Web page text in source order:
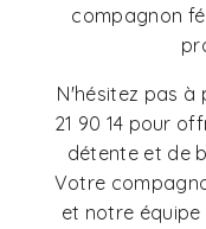
compagnon
N'hésitez pas à
21 90 14 pour
détente et de
Votre
et notre